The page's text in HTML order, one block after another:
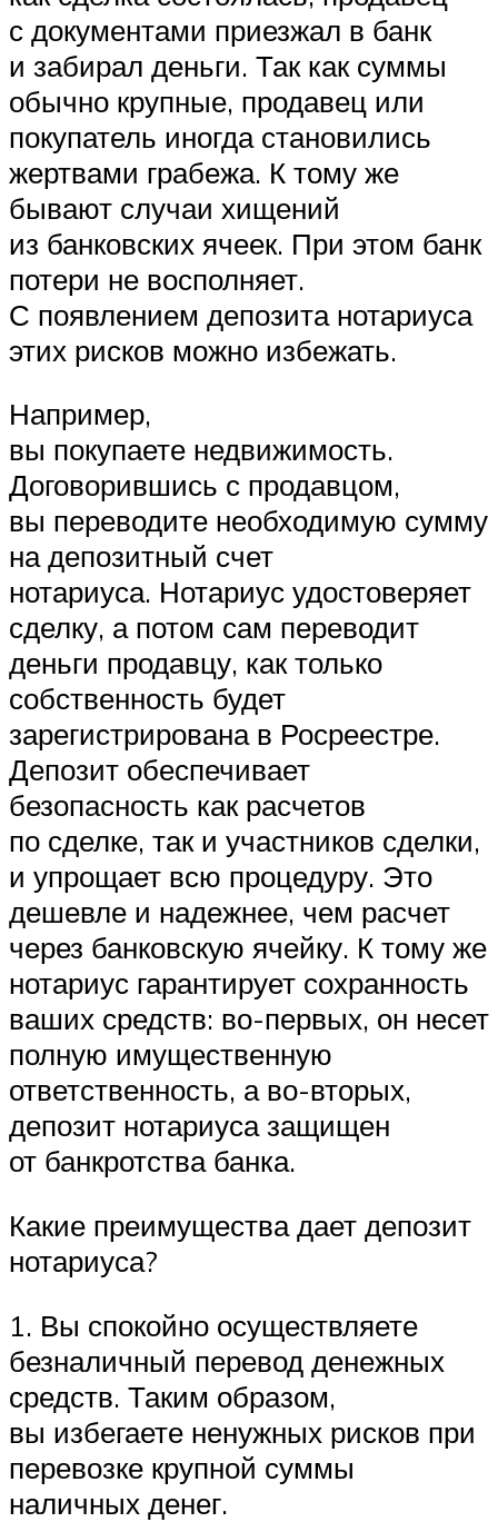
с документами приезжал в банк
и забирал деньги. Так как суммы
обычно крупные, продавец или
покупатель иногда становились
жертвами грабежа. К тому же
бывают случаи хищений
из банковских ячеек. При этом банк
потери не восполняет.
С появлением депозита нотариуса
этих рисков можно избежать.
Например,
вы покупаете недвижимость.
Договорившись с продавцом,
вы переводите необходимую сумму
на депозитный счет
нотариуса. Нотариус удостоверяет
сделку, а потом сам переводит
деньги продавцу, как только
собственность будет
зарегистрирована в Росреестре.
Депозит обеспечивает
безопасность как расчетов
по сделке, так и участников сделки,
и упрощает всю процедуру. Это
дешевле и надежнее, чем расчет
через банковскую ячейку. К тому же
нотариус гарантирует сохранность
ваших средств: во-первых, он несет
полную имущественную
ответственность, а во-вторых,
депозит нотариуса защищен
от банкротства банка.
Какие преимущества дает депозит
нотариуса?
1. Вы спокойно осуществляете
безналичный перевод денежных
средств. Таким образом,
вы избегаете ненужных рисков при
перевозке крупной суммы
наличных денег.